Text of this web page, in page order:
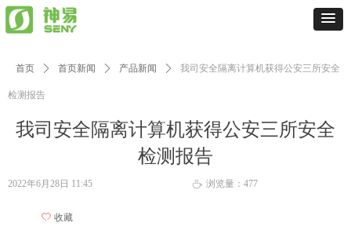
我司安全隔离计算机获得公安三所安全
检测报告
首页 ꄲ 首页新闻 ꄲ 产品新闻 ꄲ 我司安全隔离计算机获得公安三所安全
检测报告
2022年6月28日 11:45 ꄘ 浏览量：477
ꄀ 收藏